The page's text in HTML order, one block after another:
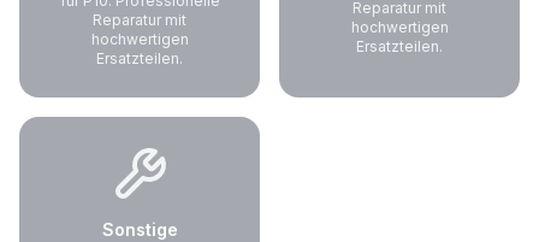
Reparatur mit
hochwertigen
Ersatzteilen.
Reparatur mit
hochwertigen
Ersatzteilen.
Sonstige